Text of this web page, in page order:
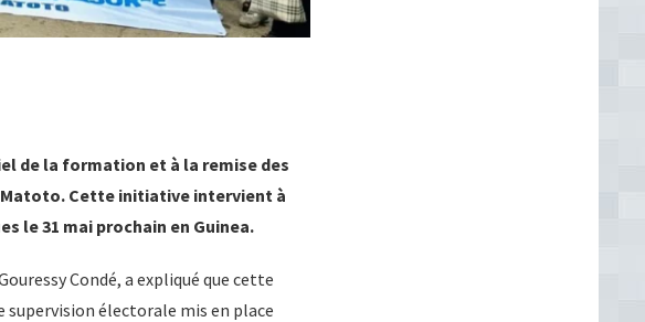
de la formation et à la remise des
Cette initiative intervient à
le 31 mai prochain en Guinea.
Condé, a expliqué que cette
électorale mis en place